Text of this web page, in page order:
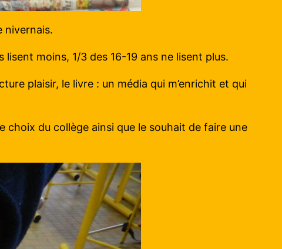
nivernais.
moins, 1/3 des 16-19 ans ne lisent plus.
plaisir, le livre : un média qui m’enrichit et qui
du collège ainsi que le souhait de faire une